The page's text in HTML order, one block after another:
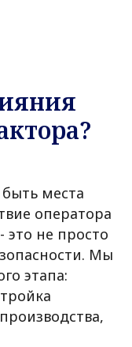
места
оператора
это не просто
Мы
этапа: